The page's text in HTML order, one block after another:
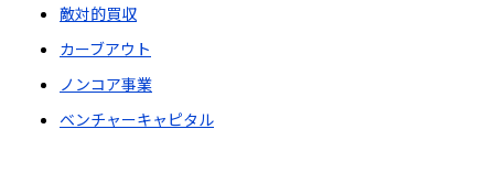
敵対的買収
カーブアウト
ノンコア事業
ベンチャーキャピタル